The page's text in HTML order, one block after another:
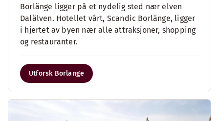
Borlänge ligger på et nydelig sted nær elven
Dalälven. Hotellet vårt, Scandic Borlänge, ligger
i hjertet av byen nær alle attraksjoner, shopping
og restauranter.
Utforsk Borlange